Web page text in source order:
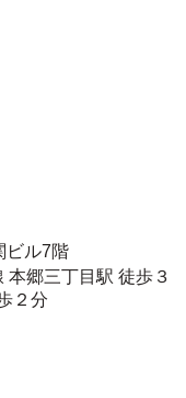
ビル7階
郷三丁目駅 徒歩３
２分